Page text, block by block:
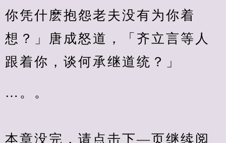
你凭什麽抱怨老夫没有为你着
想？」唐成怒道，「齐立言等人
跟着你，谈何承继道统？」
…。。
本章没完，请点击下—页继续阅